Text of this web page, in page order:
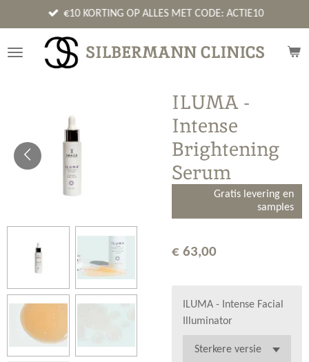
direct
naar
SILBERMANN CLINICS
€10 KORTING OP ALLES MET CODE: ACTIE10
ILUMA -
Intense
Brightening
Serum
Gratis levering en
samples
€ 63,00
ILUMA - Intense Facial
Illuminator